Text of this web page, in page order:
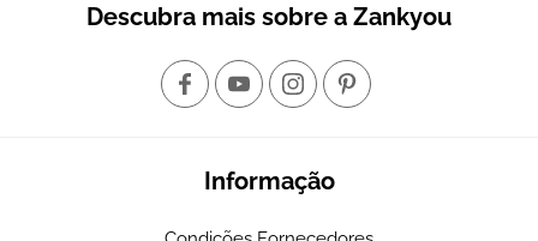
Descubra mais sobre a Zankyou
Informação